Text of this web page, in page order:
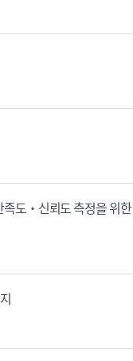
족도‧신뢰도 측정을 위한